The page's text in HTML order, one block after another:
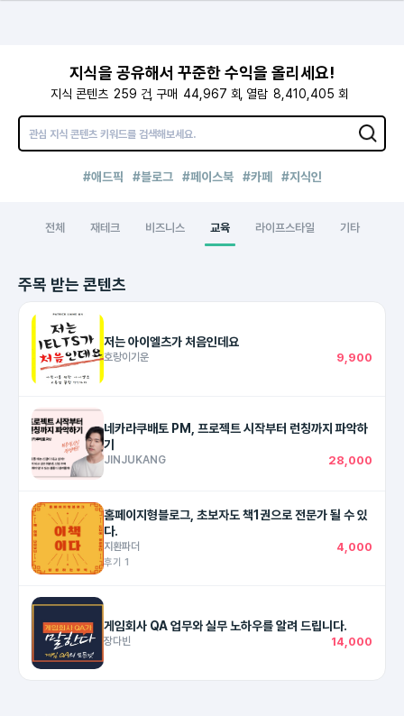
지식을 공유해서 꾸준한 수익을 올리세요!
지식 콘텐츠 259 건 구매 44,967 회 열람 8,410,405 회
#애드픽 #블로그 #페이스북 #카페 #지식인
전체 재테크 비즈니스 교육 라이프스타일 기타
주목 받는 콘텐츠
저는 아이엘츠가 처음인데요
호랑이기운 9,900
네카라쿠배토 PM, 프로젝트 시작부터 런칭까지 파악하
기
JINJUKANG 28,000
홈페이지형블로그, 초보자도 책1권으로 전문가 될 수 있
다.
지환파더 4,000
후기 1
게임회사 QA 업무와 실무 노하우를 알려 드립니다.
장다빈 14,000